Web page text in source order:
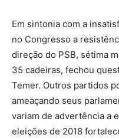
Em sintonia com a
no Congresso a
direção do PSB, sétima
35 cadeiras, fechou
Temer. Outros partidos
ameaçando seus
variam de advertência a
eleições de 2018